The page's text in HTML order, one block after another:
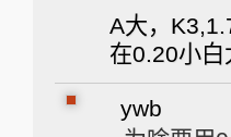
A大，
在0.20小白
ywb